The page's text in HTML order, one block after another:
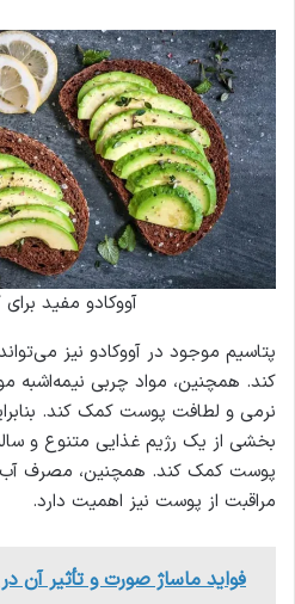
آووکادو مفید
پتاسیم موجود در آووکادو نیز
کند. همچنین، مواد چربی نیمه‌اشبه
نرمی و لطافت پوست کمک کند.
بخشی از یک رژیم غذایی متنوع و
پوست کمک کند. همچنین، مصرف آب
مراقبت از پوست نیز اهمیت دارد.
فواید ماساژ صورت و تأثیر